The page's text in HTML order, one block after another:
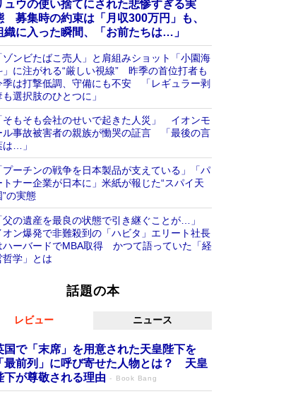
ュウの使い捨てにされた悲惨すぎる実
募集時の約束は「月収300万円」も、
織に入った瞬間、「お前たちは…」
ゾンビたばこ売人」と肩組みショット「小園海
」に注がれる“厳しい視線” 昨季の首位打者も
季は打撃低調、守備にも不安 「レギュラー剥
も選択肢のひとつに」
そもそも会社のせいで起きた人災」 イオンモ
ル事故被害者の親族が慟哭の証言 「最後の言
は…」
プーチンの戦争を日本製品が支えている」「パ
トナー企業が日本に」米紙が報じた“スパイ天
”の実態
父の遺産を最良の状態で引き継ぐことが…」
オン爆発で非難殺到の「ハビタ」エリート社長
ハーバードでMBA取得 かつて語っていた「経
哲学」とは
話題の本
レビュー ニュース
国で「末席」を用意された天皇陛下を
最前列」に呼び寄せた人物とは？ 天皇
下が尊敬される理由
Book Bang